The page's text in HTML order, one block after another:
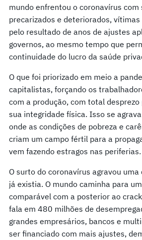
mundo enfrentou o coronavírus com
precarizados e deteriorados,
pelo resultado de anos de ajustes
governos, ao mesmo tempo que
continuidade do lucro da saúde
O que foi priorizado em meio a
capitalistas, forçando os
com a produção, com total desprezo
sua integridade física. Isso se
onde as condições de pobreza e
criam um campo fértil para a
vem fazendo estragos nas periferias.
O surto do coronavírus agravou
já existia. O mundo caminha para
comparável com a posterior ao
fala em 480 milhões de
grandes empresários, bancos e
ser financiado com mais ajustes,